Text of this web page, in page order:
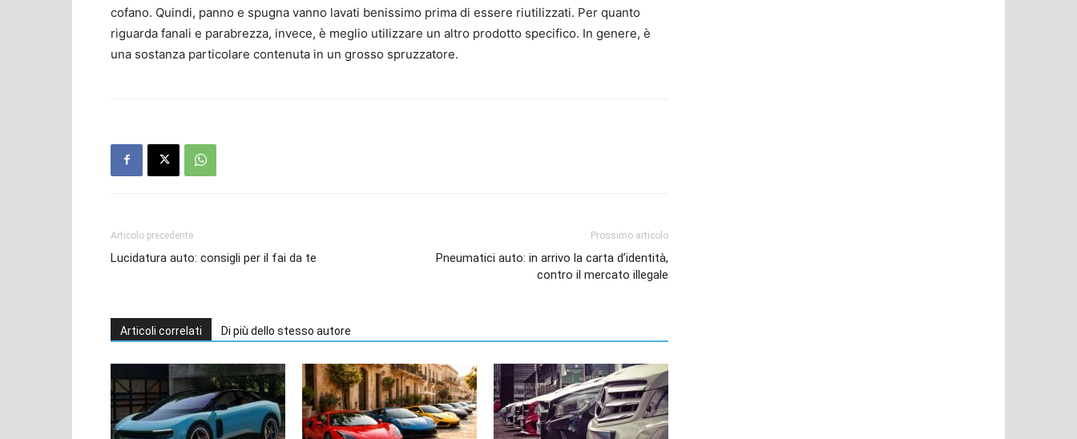
cofano. Quindi, panno e spugna vanno lavati benissimo prima di essere riutilizzati. Per quanto
riguarda fanali e parabrezza, invece, è meglio utilizzare un altro prodotto specifico. In genere, è
una sostanza particolare contenuta in un grosso spruzzatore.
Articolo precedente
Lucidatura auto: consigli per il fai da te
Prossimo articolo
Pneumatici auto: in arrivo la carta d’identità,
contro il mercato illegale
Articoli correlati Di più dello stesso autore